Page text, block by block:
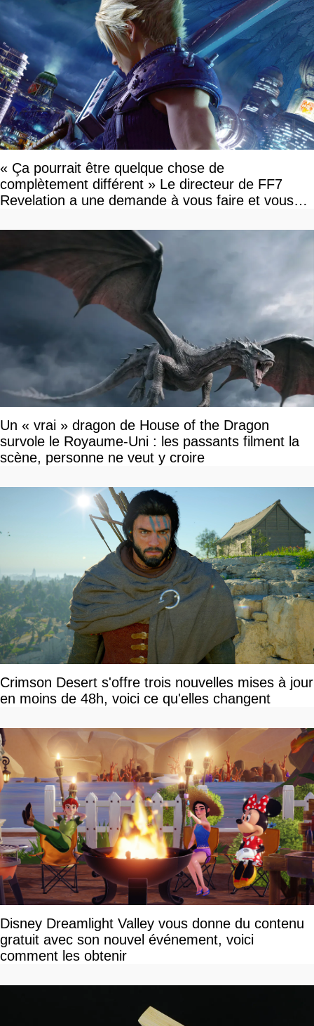
« Ça pourrait être quelque chose de
complètement différent » Le directeur de FF7
Revelation a une demande à vous faire et vous
Un « vrai » dragon de House of the Dragon
survole le Royaume-Uni : les passants filment la
scène, personne ne veut y croire
Crimson Desert s'offre trois nouvelles mises à jour
en moins de 48h, voici ce qu'elles changent
Disney Dreamlight Valley vous donne du contenu
gratuit avec son nouvel événement, voici
comment les obtenir